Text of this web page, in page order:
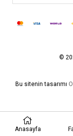
©
Bu sitenin tasarımı
Anasayfa